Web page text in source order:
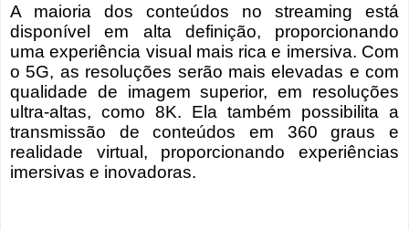
A maioria dos conteúdos no streaming está
disponível em alta definição, proporcionando
uma experiência visual mais rica e imersiva. Com
o 5G, as resoluções serão mais elevadas e com
qualidade de imagem superior, em resoluções
ultra-altas, como 8K. Ela também possibilita a
transmissão de conteúdos em 360 graus e
realidade virtual, proporcionando experiências
imersivas e inovadoras.